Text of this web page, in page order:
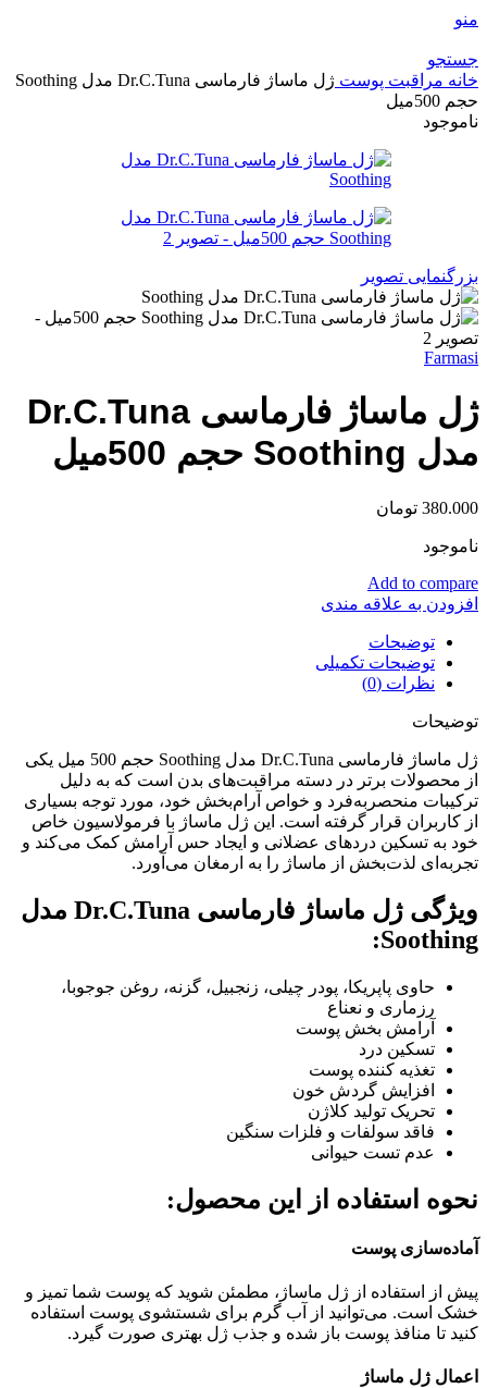
منو
جستجو
خانه مراقبت پوست
ژل ماساژ فارماسی Dr.C.Tuna مدل Soothing
حجم 500میل
ناموجود
بزرگنمایی تصویر
Farmasi
ژل ماساژ فارماسی Dr.C.Tuna
مدل Soothing حجم 500میل
380.000 تومان
ناموجود
Add to compare
افزودن به علاقه مندی
توضیحات
توضیحات تکمیلی
نظرات (0)
توضیحات
ژل ماساژ فارماسی Dr.C.Tuna مدل Soothing حجم 500 میل یکی
از محصولات برتر در دسته مراقبت‌های بدن است که به دلیل
ترکیبات منحصربه‌فرد و خواص آرام‌بخش خود، مورد توجه بسیاری
از کاربران قرار گرفته است. این ژل ماساژ با فرمولاسیون خاص
خود به تسکین دردهای عضلانی و ایجاد حس آرامش کمک می‌کند و
تجربه‌ای لذت‌بخش از ماساژ را به ارمغان می‌آورد.
ویژگی ژل ماساژ فارماسی Dr.C.Tuna مدل
Soothing:
حاوی پاپریکا، پودر چیلی، زنجبیل، گزنه، روغن جوجوبا،
رزماری و نعناع
آرامش بخش پوست
تسکین درد
تغذیه کننده پوست
افزایش گردش خون
تحریک تولید کلاژن
فاقد سولفات و فلزات سنگین
عدم تست حیوانی
نحوه استفاده از این محصول:
آماده‌سازی پوست
پیش از استفاده از ژل ماساژ، مطمئن شوید که پوست شما تمیز و
خشک است. می‌توانید از آب گرم برای شستشوی پوست استفاده
کنید تا منافذ پوست باز شده و جذب ژل بهتری صورت گیرد.
اعمال ژل ماساژ